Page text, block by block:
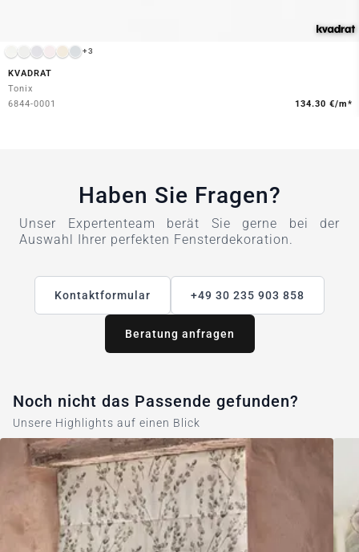
+3
KVADRAT
Tonix
6844-0001
134.30 €/m*
Haben Sie Fragen?
Unser Expertenteam berät Sie gerne bei der
Auswahl Ihrer perfekten Fensterdekoration.
Kontaktformular +49 30 235 903 858
Beratung anfragen
Noch nicht das Passende gefunden?
Unsere Highlights auf einen Blick